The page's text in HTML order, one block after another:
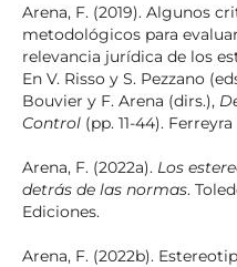
Arena, F. (2019). Algunos
metodológicos para
relevancia jurídica de los
En V. Risso y S. Pezzano
Bouvier y F. Arena (dirs.),
Control(pp. 11-44).
Arena, F. (2022a). Los
detrás de las normas.
Ediciones.
Arena, F. (2022b).